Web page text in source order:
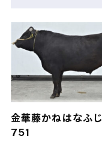
金華藤かねはなふじ
751